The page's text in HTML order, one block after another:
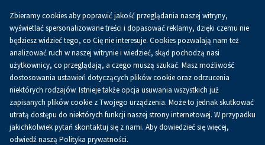
0.00 złKoszykPL
Strona główna O firmie Aktualności
Aktualności
Zbieramy cookies aby poprawić jakość przeglądania naszej witryny,
wyświetlać spersonalizowane treści i dopasować reklamy, dzięki czemu nie
będziesz widzieć tego, co Cię nie interesuje. Cookies pozwalają nam też
analizować ruch w naszej witrynie i wiedzieć, skąd pochodzą nasi
użytkownicy, co przeglądają, a czego muszą szukać. Masz możliwość
dostosowania ustawień dotyczących plików cookie oraz odrzucenia
niektórych rodzajów. Istnieje także opcja usuwania wszystkich już
zapisanych plików cookie z Twojego urządzenia. Może to jednak skutkować
utratą dostępu do niektórych funkcji naszej strony internetowej. W przypadku
jakichkolwiek pytań skontaktuj się z nami. Aby dowiedzieć się więcej,
odwiedź naszą Polityka prywatności.